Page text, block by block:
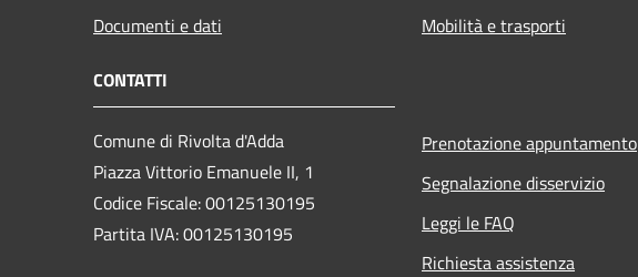
Documenti e dati
Mobilità e trasporti
CONTATTI
Comune di Rivolta d'Adda
Piazza Vittorio Emanuele II, 1
Codice Fiscale: 00125130195
Partita IVA: 00125130195
Prenotazione appuntamento
Segnalazione disservizio
Leggi le FAQ
Richiesta assistenza